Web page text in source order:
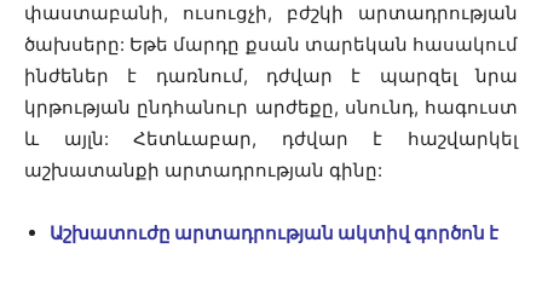
փաստաբանի, ուսուցչի, բժշկի արտադրության
ծախսերը: Եթե մարդը քսան տարեկան հասակում
ինժեներ է դառնում, դժվար է պարզել նրա
կրթության ընդհանուր արժեքը, սնունդ, հագուստ
և այլն: Հետևաբար, դժվար է հաշվարկել
աշխատանքի արտադրության գինը:
Աշխատուժը արտադրության ակտիվ գործոն է